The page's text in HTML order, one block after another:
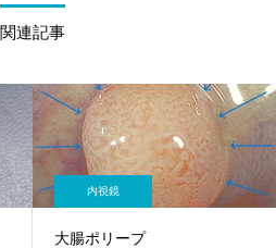
関連記事
内視鏡
大腸ポリープ